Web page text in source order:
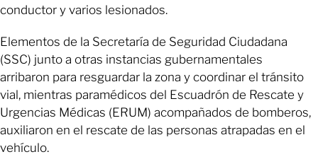
conductor y varios lesionados.
Elementos de la Secretaría de Seguridad Ciudadana
(SSC) junto a otras instancias gubernamentales
arribaron para resguardar la zona y coordinar el tránsito
vial, mientras paramédicos del Escuadrón de Rescate y
Urgencias Médicas (ERUM) acompañados de bomberos,
auxiliaron en el rescate de las personas atrapadas en el
vehículo.